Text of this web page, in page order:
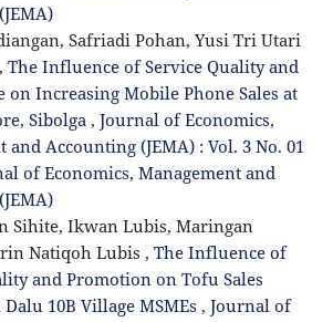
Safriadi Pohan, Yusi Tri Utari
The Influence of Service Quality and
on Increasing Mobile Phone Sales at
Sibolga , Journal of Economics,
and Accounting (JEMA) : Vol. 3 No. 01
of Economics, Management and
Sihite, Ikwan Lubis, Maringan
Natiqoh Lubis , The Influence of
and Promotion on Tofu Sales
10B Village MSMEs , Journal of